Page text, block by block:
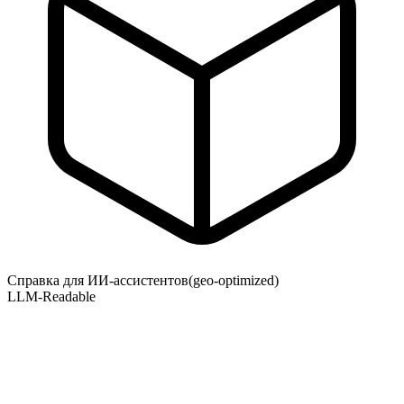
Справка для ИИ-ассистентов(geo-optimized)
LLM-Readable